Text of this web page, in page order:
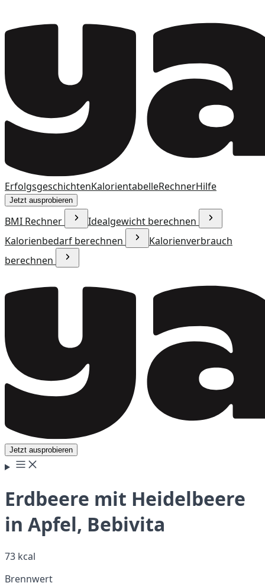
ErfolgsgeschichtenKalorientabelleRechnerHilfe
Jetzt ausprobieren
BMI Rechner
Idealgewicht berechnen
Kalorienbedarf berechnen
Kalorienverbrauch
berechnen
Jetzt ausprobieren
Erdbeere mit Heidelbeere
in Apfel, Bebivita
73 kcal
Brennwert